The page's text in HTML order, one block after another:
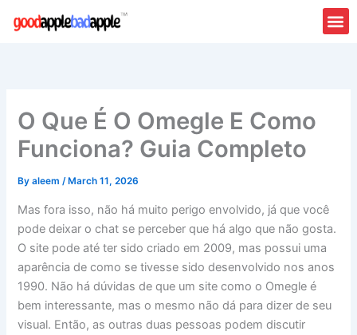
O Que É O Omegle E Como
Funciona? Guia Completo
Byaleem/ March 11, 2026
Mas fora isso, não há muito perigo envolvido, já que você
pode deixar o chat se perceber que há algo que não gosta.
O site pode até ter sido criado em 2009, mas possui uma
aparência de como se tivesse sido desenvolvido nos anos
1990. Não há dúvidas de que um site como o Omegle é
bem interessante, mas o mesmo não dá para dizer de seu
visual. Então, as outras duas pessoas podem discutir